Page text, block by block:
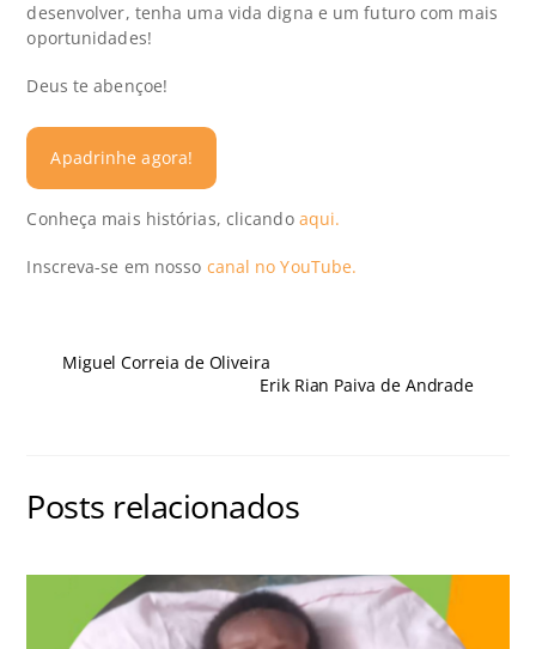
desenvolver, tenha uma vida digna e um futuro com mais
oportunidades!
Deus te abençoe!
Apadrinhe agora!
Conheça mais histórias, clicando aqui.
Inscreva-se em nosso canal no YouTube.
Miguel Correia de Oliveira
Erik Rian Paiva de Andrade
Posts relacionados